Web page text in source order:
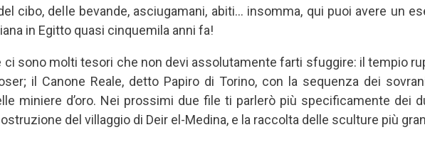
cibo, delle bevande, asciugamani, abiti… insomma, qui puoi avere un
in Egitto quasi cinquemila anni fa!
ci sono molti tesori che non devi assolutamente farti sfuggire: il tempio
il Canone Reale, detto Papiro di Torino, con la sequenza dei
miniere d’oro. Nei prossimi due file ti parlerò più specificamente dei
del villaggio di Deir el-Medina, e la raccolta delle sculture più